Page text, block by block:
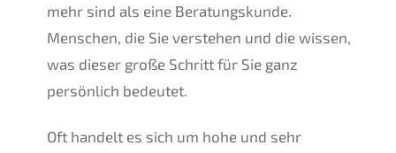
mehr sind als eine Beratungs­kun­de.
Menschen, die Sie verste­hen und die wissen,
was dieser große Schritt für Sie ganz
persön­lich bedeutet.
Oft handelt es sich um hohe und sehr